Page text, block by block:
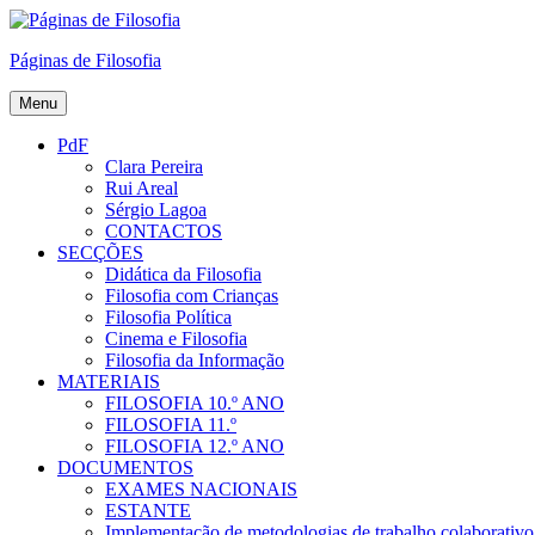
Skip
content
Páginas de Filosofia
Menu
PdF
Clara Pereira
Rui Areal
Sérgio Lagoa
CONTACTOS
SECÇÕES
Didática da Filosofia
Filosofia com Crianças
Filosofia Política
Cinema e Filosofia
Filosofia da Informação
MATERIAIS
FILOSOFIA 10.º ANO
FILOSOFIA 11.º
FILOSOFIA 12.º ANO
DOCUMENTOS
EXAMES NACIONAIS
ESTANTE